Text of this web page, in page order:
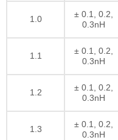
1.0
± 0.1, 0.2,
0.3nH
1.1
± 0.1, 0.2,
0.3nH
1.2
± 0.1, 0.2,
0.3nH
1.3
± 0.1, 0.2,
0.3nH